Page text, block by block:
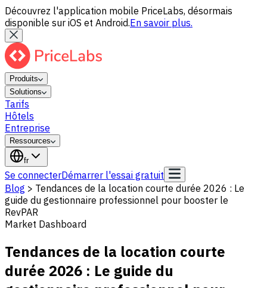
Découvrez l'application mobile PriceLabs, désormais
disponible sur iOS et Android.En savoir plus.
Produits
Solutions
Tarifs
Hôtels
Entreprise
Ressources
fr
Se connecterDémarrer l'essai gratuit
Blog > Tendances de la location courte durée 2026 : Le
guide du gestionnaire professionnel pour booster le
RevPAR
Market Dashboard
Tendances de la location courte
durée 2026 : Le guide du